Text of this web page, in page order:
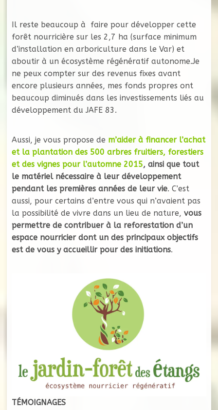
Il reste beaucoup à faire pour développer cette
forêt nourricière sur les 2,7 ha (surface minimum
d’installation en arboriculture dans le Var) et
aboutir à un écosystème régénératif autonome.Je
ne peux compter sur des revenus fixes avant
encore plusieurs années, mes fonds propres ont
beaucoup diminués dans les investissements liés au
développement du JAFE 83.
Aussi, je vous propose de m’aider à financer l’achat
et la plantation des 500 arbres fruitiers, forestiers
et des vignes pour l’automne 2015, ainsi que tout
le matériel nécessaire à leur développement
pendant les premières années de leur vie. C’est
aussi, pour certains d’entre vous qui n’avaient pas
la possibilité de vivre dans un lieu de nature, vous
permettre de contribuer à la reforestation d’un
espace nourricier dont un des principaux objectifs
est de vous y accueillir pour des initiations.
TÉMOIGNAGES